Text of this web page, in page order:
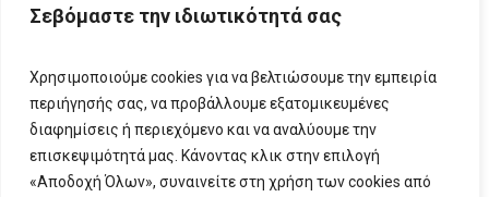
Σεβόμαστε την ιδιωτικότητά σας
Χρησιμοποιούμε cookies για να βελτιώσουμε την εμπειρία
περιήγησής σας, να προβάλλουμε εξατομικευμένες
διαφημίσεις ή περιεχόμενο και να αναλύουμε την
επισκεψιμότητά μας. Κάνοντας κλικ στην επιλογή
«Αποδοχή Όλων», συναινείτε στη χρήση των cookies από
T: 210 666 3993 E: info@attikovima.gr
ΠΛΗΡΟΦΟΡΙΕΣ